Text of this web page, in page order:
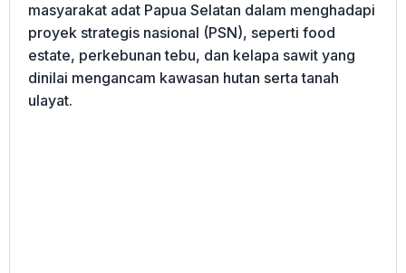
masyarakat adat Papua Selatan dalam menghadapi
proyek strategis nasional (PSN), seperti food
estate, perkebunan tebu, dan kelapa sawit yang
dinilai mengancam kawasan hutan serta tanah
ulayat.